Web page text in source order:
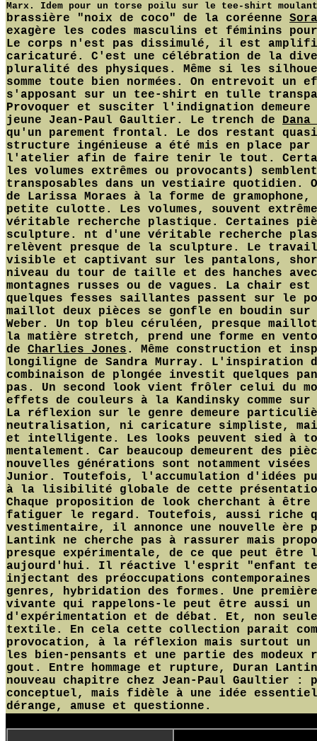
Marx. Idem pour un torse poilu sur le tee-shirt
brassière "noix de coco" de la coréenne
exagère les codes masculins et féminins
Le corps n'est pas dissimulé, il est
caricaturé. C'est une célébration de la
pluralité des physiques. Même si les
somme toute bien normées. On entrevoit
s'apposant sur un tee-shirt en tulle
Provoquer et susciter l'indignation demeure
jeune Jean-Paul Gaultier. Le trench de
qu'un parement frontal. Le dos restant
structure ingénieuse a été mis en place
l'atelier afin de faire tenir le tout.
les volumes extrêmes ou provocants)
transposables dans un vestiaire quotidien.
de Larissa Moraes à la forme de
petite culotte. Les volumes, souvent
véritable recherche plastique. Certaines
sculpture. nt d'une véritable recherche
relèvent presque de la sculpture. Le travail
visible et captivant sur les pantalons,
niveau du tour de taille et des hanches avec
montagnes russes ou de vagues. La chair est
quelques fesses saillantes passent sur le
maillot deux pièces se gonfle en boudin sur
Weber. Un top bleu céruléen, presque
la matière stretch, prend une forme en
de Charlies Jones . Même construction et
longiligne de Sandra Murray. L'inspiration
combinaison de plongée investit quelques
pas. Un second look vient frôler celui du
effets de couleurs à la Kandinsky comme sur
La réflexion sur le genre demeure
neutralisation, ni caricature simpliste,
et intelligente. Les looks peuvent sied à
mentalement. Car beaucoup demeurent des
nouvelles générations sont notamment
Junior. Toutefois, l'accumulation d'idées
à la lisibilité globale de cette
Chaque proposition de look cherchant à
fatiguer le regard. Toutefois, aussi riche
vestimentaire, il annonce une nouvelle ère
Lantink ne cherche pas à rassurer mais
presque expérimentale, de ce que peut
aujourd'hui. Il réactive l'esprit "enfant
injectant des préoccupations
genres, hybridation des formes. Une
vivante qui rappelons-le peut être aussi
d'expérimentation et de débat. Et, non
textile. En cela cette collection parait
provocation, à la réflexion mais surtout un
les bien-pensants et une partie des modeux
gout. Entre hommage et rupture, Duran
nouveau chapitre chez Jean-Paul Gaultier
conceptuel, mais fidèle à une idée
dérange, amuse et questionne.